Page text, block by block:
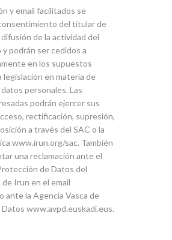
y email facilitados se
del titular de
de la actividad del
podrán ser cedidos a
en los supuestos
legislación en materia de
personales. Las
podrán ejercer sus
rectificación, supresión,
a través del SAC o la
www.irun.org/sac. También
una reclamación ante el
de Datos del
Irun en el email
o ante la Agencia Vasca de
www.avpd.euskadi.eus.